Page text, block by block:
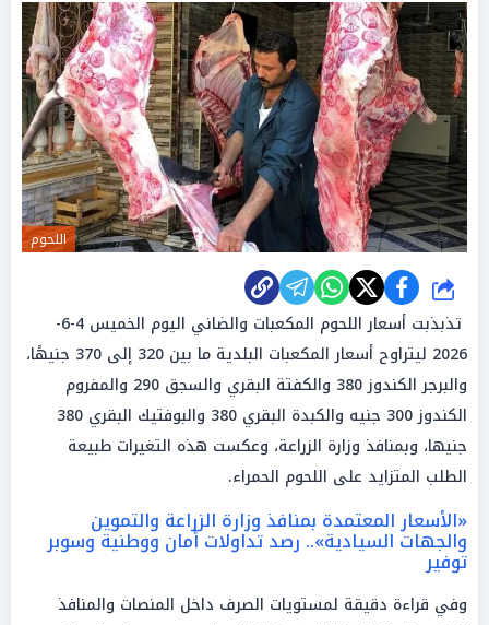
اللحوم
شارك
تذبذبت أسعار اللحوم المكعبات والضاني اليوم الخميس 4-6-
2026 ليتراوح أسعار المكعبات البلدية ما بين 320 إلى 370 جنيهًا،
والبرجر الكندوز 380 والكفتة البقري والسجق 290 والمفروم
الكندوز 300 جنيه والكبدة البقري 380 والبوفتيك البقري 380
جنيها، وبمنافذ وزارة الزراعة، وعكست هذه التغيرات طبيعة
الطلب المتزايد على اللحوم الحمراء.
«الأسعار المعتمدة بمنافذ وزارة الزراعة والتموين
والجهات السيادية».. رصد تداولات أمان ووطنية وسوبر
توفير
وفي قراءة دقيقة لمستويات الصرف داخل المنصات والمنافذ